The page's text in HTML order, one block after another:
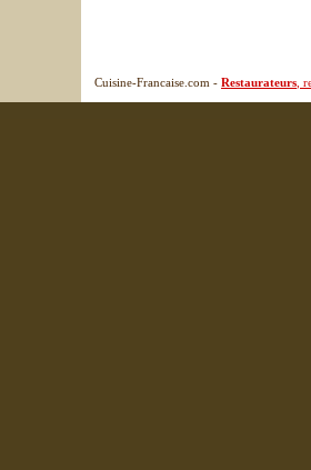
Cuisine-Francaise.com - Restaurateurs ,